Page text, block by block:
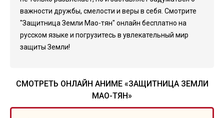
важности дружбы, смелости и веры в себя. Смотрите
"Защитница Земли Мао-тян" онлайн бесплатно на
русском языке и погрузитесь в увлекательный мир
защиты Земли!
СМОТРЕТЬ ОНЛАЙН АНИМЕ «ЗАЩИТНИЦА ЗЕМЛИ
МАО-ТЯН»